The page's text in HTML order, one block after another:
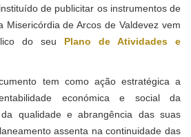
de publicitar os instrumentos de
Misericórdia de Arcos de Valdevez vem
do seu Plano de Atividades e
tem como ação estratégica a
económica e social da
qualidade e abrangência das suas
assenta na continuidade das